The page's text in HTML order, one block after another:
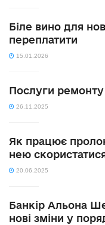
Біле вино для
переплатити
15.01.2026
Послуги ремонту
26.11.2025
Як працює
нею
20.06.2025
Банкір Альона
нові зміни у